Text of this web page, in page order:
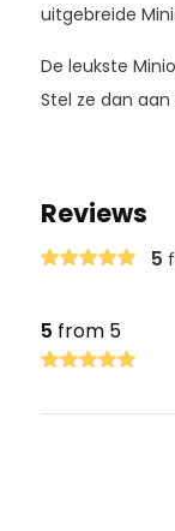
uitgebreide
De leukste
Stel ze dan
Reviews
5
5 from 5